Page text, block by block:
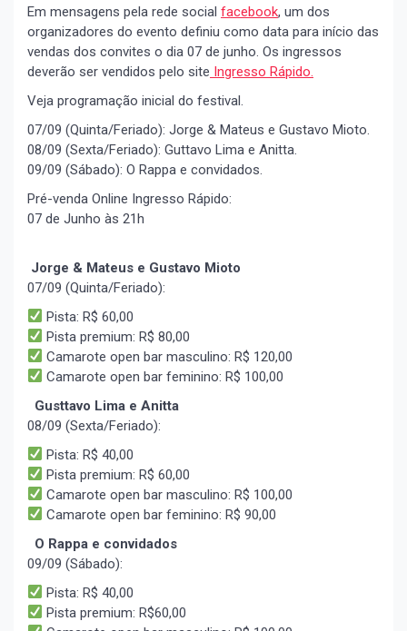
Em mensagens pela rede social facebook, um dos
organizadores do evento definiu como data para início das
vendas dos convites o dia 07 de junho. Os ingressos
deverão ser vendidos pelo site Ingresso Rápido.
Veja programação inicial do festival.
07/09 (Quinta/Feriado): Jorge & Mateus e Gustavo Mioto.
08/09 (Sexta/Feriado): Guttavo Lima e Anitta.
09/09 (Sábado): O Rappa e convidados.
Pré-venda Online Ingresso Rápido:
07 de Junho às 21h
Jorge & Mateus e Gustavo Mioto
07/09 (Quinta/Feriado):
Pista: R$ 60,00
Pista premium: R$ 80,00
Camarote open bar masculino: R$ 120,00
Camarote open bar feminino: R$ 100,00
Gusttavo Lima e Anitta
08/09 (Sexta/Feriado):
Pista: R$ 40,00
Pista premium: R$ 60,00
Camarote open bar masculino: R$ 100,00
Camarote open bar feminino: R$ 90,00
O Rappa e convidados
09/09 (Sábado):
Pista: R$ 40,00
Pista premium: R$60,00